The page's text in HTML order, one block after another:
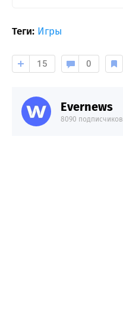
Теги: Игры
15 0
Evernews
8090 подписчиков